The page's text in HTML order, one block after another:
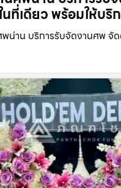
ที่เดียว พร้อมให้บริ
น่าน บริการรับจัดงานศพ จั